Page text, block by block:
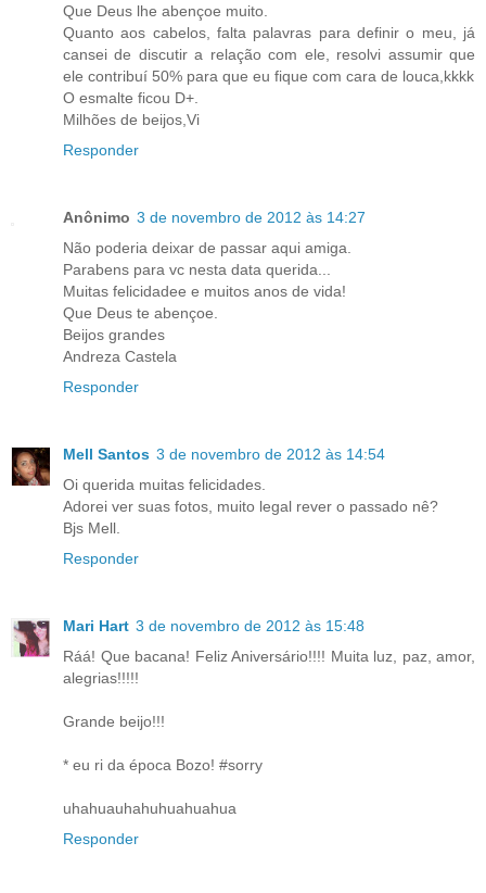
Que Deus lhe abençoe muito.
Quanto aos cabelos, falta palavras para definir o meu, já
cansei de discutir a relação com ele, resolvi assumir que
ele contribuí 50% para que eu fique com cara de louca,kkkk
O esmalte ficou D+.
Milhões de beijos,Vi
Responder
Anônimo 3 de novembro de 2012 às 14:27
Não poderia deixar de passar aqui amiga.
Parabens para vc nesta data querida...
Muitas felicidadee e muitos anos de vida!
Que Deus te abençoe.
Beijos grandes
Andreza Castela
Responder
Mell Santos 3 de novembro de 2012 às 14:54
Oi querida muitas felicidades.
Adorei ver suas fotos, muito legal rever o passado nê?
Bjs Mell.
Responder
Mari Hart 3 de novembro de 2012 às 15:48
Ráá! Que bacana! Feliz Aniversário!!!! Muita luz, paz, amor,
alegrias!!!!!
Grande beijo!!!
* eu ri da época Bozo! #sorry
uhahuauhahuhuahuahua
Responder